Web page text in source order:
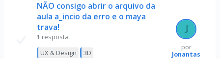
NÃO consigo abrir o arquivo da
aula a_incio da erro e o maya
trava!
1 resposta
UX & Design
3D
por
Jonantas